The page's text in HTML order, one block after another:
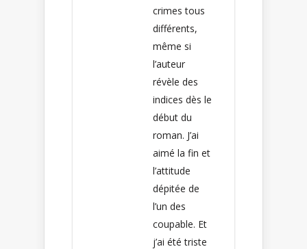
crimes tous
différents,
même si
l’auteur
révèle des
indices dès le
début du
roman. J’ai
aimé la fin et
l’attitude
dépitée de
l’un des
coupable. Et
j’ai été triste